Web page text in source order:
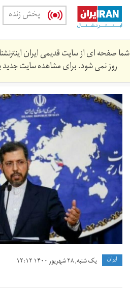
Skip
main
content
پخش زنده
شما صفحه ای از سایت قدیمی ایران
روز نمی شود. برای مشاهده سایت جدید
khtyb.jpeg
ايران یک شنبه, ۲۸ شهریور ۱۴۰۰ ۱۲:۱۲